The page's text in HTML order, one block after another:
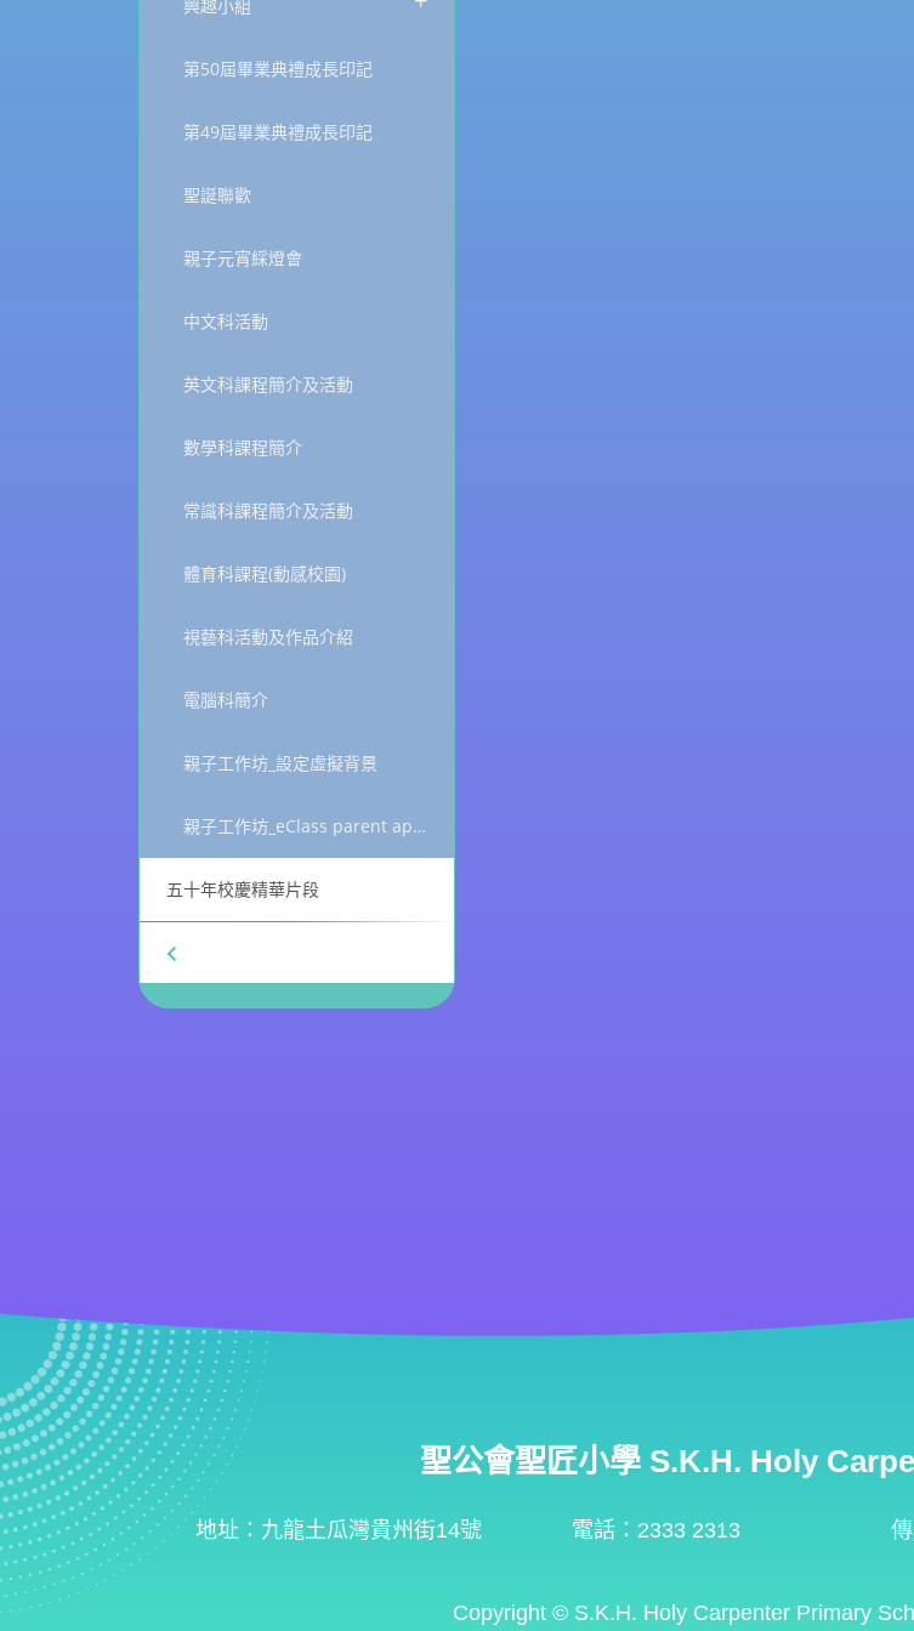
興趣小組
第50屆畢業典禮成長印記
第49屆畢業典禮成長印記
聖誕聯歡
親子元宵綵燈會
中文科活動
英文科課程簡介及活動
數學科課程簡介
常識科課程簡介及活動
體育科課程(動感校園)
視藝科活動及作品介紹
電腦科簡介
親子工作坊_設定虛擬背景
親子工作坊_eClass parent app_健康申報
五十年校慶精華片段
聖公會聖匠小學 S.K.H. Holy
地址：九龍土瓜灣貴州街14號 電話：2333 2313
Copyright © S.K.H. Holy Carpenter Primary